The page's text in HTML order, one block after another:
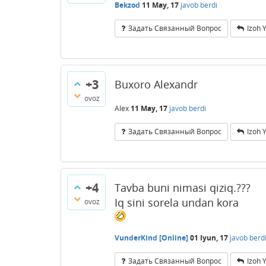
Bekzod 11 May, 17 javob berdi
Задать Связанный Вопрос Izoh
+3
ovoz
Buxoro Alexandr
Alex 11 May, 17 javob berdi
Задать Связанный Вопрос Izoh
+4
ovoz
Tavba buni nimasi qiziq.???
Iq sini sorela undan kora
VunderKind [Online]01 Iyun, 17 javob berdi
Задать Связанный Вопрос Izoh